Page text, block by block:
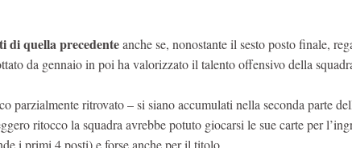
di quella precedenteanche se, nonostante il sesto posto finale,
da gennaio in poi ha valorizzato il talento offensivo della
parzialmente ritrovato – si siano accumulati nella seconda parte
ritocco la squadra avrebbe potuto giocarsi le sue carte per
i primi 4 posti) e forse anche per il titolo.